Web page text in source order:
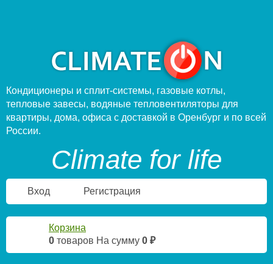
Кондиционеры и сплит-системы, газовые котлы,
тепловые завесы, водяные тепловентиляторы для
квартиры, дома, офиса с доставкой в Оренбург и по всей
России.
Climate for life
Вход Регистрация
Корзина
0 товаров На сумму 0 ₽